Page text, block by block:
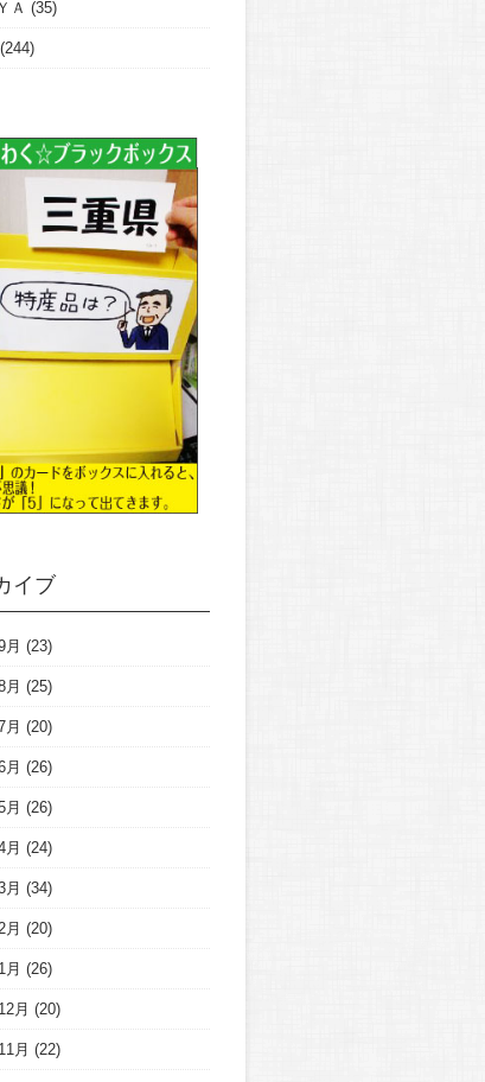
Ａ (35)
(244)
イブ
月 (23)
月 (25)
月 (20)
月 (26)
月 (26)
月 (24)
月 (34)
月 (20)
月 (26)
月 (20)
月 (22)